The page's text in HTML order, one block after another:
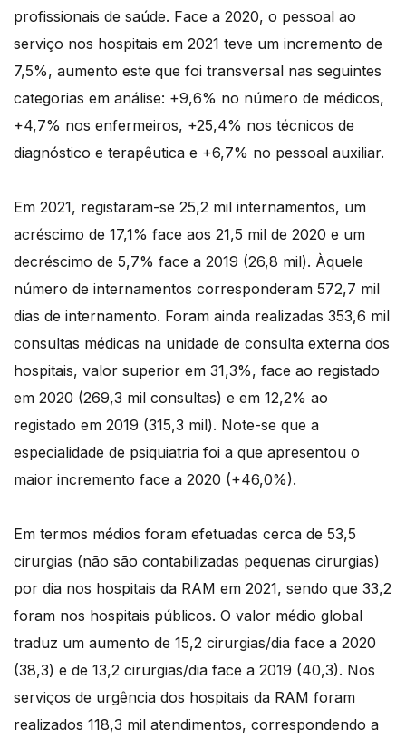
profissionais de saúde. Face a 2020, o pessoal ao
serviço nos hospitais em 2021 teve um incremento de
7,5%, aumento este que foi transversal nas seguintes
categorias em análise: +9,6% no número de médicos,
+4,7% nos enfermeiros, +25,4% nos técnicos de
diagnóstico e terapêutica e +6,7% no pessoal auxiliar.
Em 2021, registaram-se 25,2 mil internamentos, um
acréscimo de 17,1% face aos 21,5 mil de 2020 e um
decréscimo de 5,7% face a 2019 (26,8 mil). Àquele
número de internamentos corresponderam 572,7 mil
dias de internamento. Foram ainda realizadas 353,6 mil
consultas médicas na unidade de consulta externa dos
hospitais, valor superior em 31,3%, face ao registado
em 2020 (269,3 mil consultas) e em 12,2% ao
registado em 2019 (315,3 mil). Note-se que a
especialidade de psiquiatria foi a que apresentou o
maior incremento face a 2020 (+46,0%).
Em termos médios foram efetuadas cerca de 53,5
cirurgias (não são contabilizadas pequenas cirurgias)
por dia nos hospitais da RAM em 2021, sendo que 33,2
foram nos hospitais públicos. O valor médio global
traduz um aumento de 15,2 cirurgias/dia face a 2020
(38,3) e de 13,2 cirurgias/dia face a 2019 (40,3). Nos
serviços de urgência dos hospitais da RAM foram
realizados 118,3 mil atendimentos, correspondendo a